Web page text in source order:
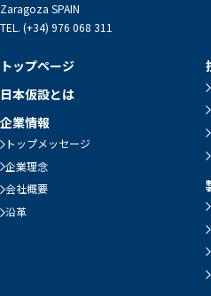
Zaragoza SPAIN
TEL. (+34) 976 068 311
トップページ
日本仮設とは
企業情報
トップメッセージ
企業理念
会社概要
沿革